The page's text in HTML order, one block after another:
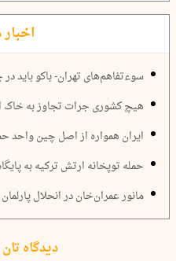
سوءتفاهم‌های تهران- باکو
هیچ کشوری جرات تجاوز به خاک
ایران همواره از اصل چین واحد
حمله توپخانه ارتش ترکیه به
مانور عمران‌خان در انحلال
دیدگاه